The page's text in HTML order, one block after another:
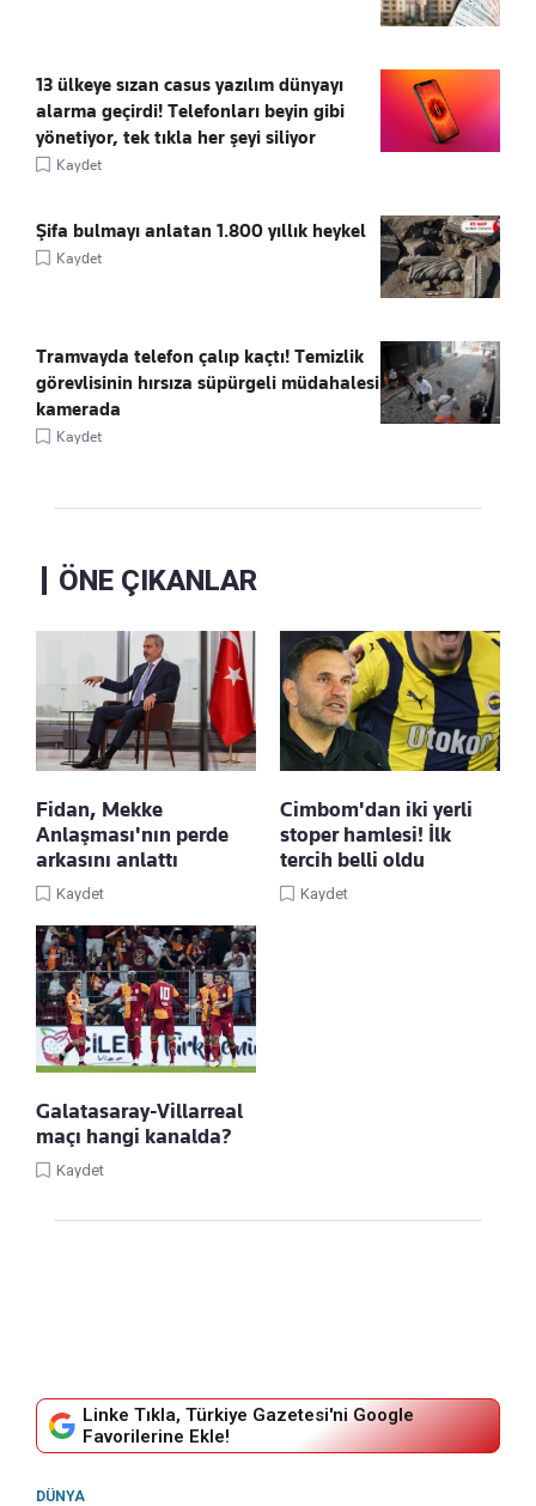
13 ülkeye sızan casus yazılım dünyayı
alarma geçirdi! Telefonları beyin gibi
yönetiyor, tek tıkla her şeyi siliyor
Kaydet
Şifa bulmayı anlatan 1.800 yıllık heykel
Kaydet
Tramvayda telefon çalıp kaçtı! Temizlik
görevlisinin hırsıza süpürgeli müdahalesi
kamerada
Kaydet
ÖNE ÇIKANLAR
Fidan, Mekke
Anlaşması'nın perde
arkasını anlattı
Kaydet
Cimbom'dan iki yerli
stoper hamlesi! İlk
tercih belli oldu
Kaydet
Galatasaray-Villarreal
maçı hangi kanalda?
Kaydet
Linke Tıkla, Türkiye Gazetesi'ni Google
Favorilerine Ekle!
DÜNYA